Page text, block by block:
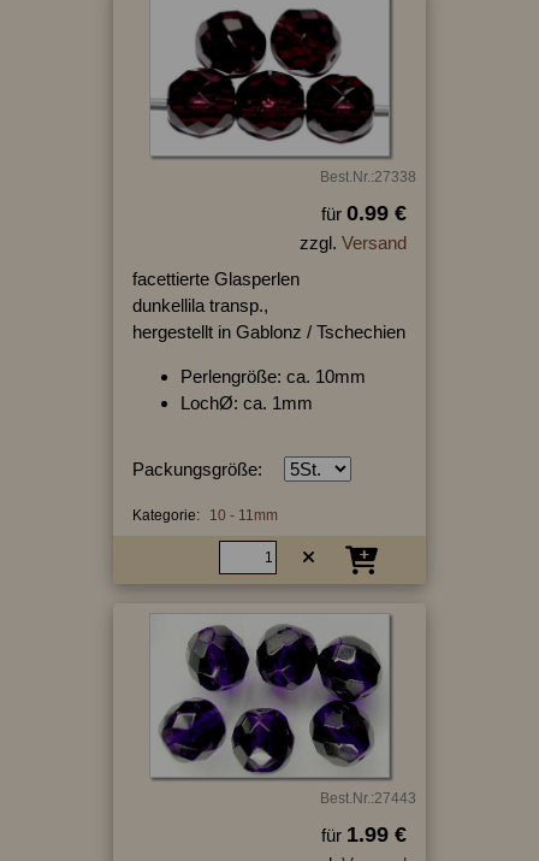
Best.Nr.:27338
für 0.99 €
zzgl. Versand
facettierte Glasperlen
dunkellila transp.,
hergestellt in Gablonz / Tschechien
Perlengröße: ca. 10mm
LochØ: ca. 1mm
Packungsgröße:
Kategorie: 10 - 11mm
Best.Nr.:27443
für 1.99 €